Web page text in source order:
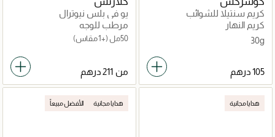
كريم سنتيلا للشوائب
كريم النهار
30g
يو في بلس نيوترال
مرطب للوجه
50مل (+1 مقاس)
من
هدايا مجانية هدايا مجانية الأفضل مبيعاً